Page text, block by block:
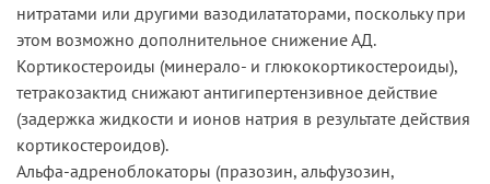
нитратами или другими вазодилататорами, поскольку при
этом возможно дополнительное снижение АД.
Кортикостероиды (минерало- и глюкокортикостероиды),
тетракозактид снижают антигипертензивное действие
(задержка жидкости и ионов натрия в результате действия
кортикостероидов).
Альфа-адреноблокаторы (празозин, альфузозин,